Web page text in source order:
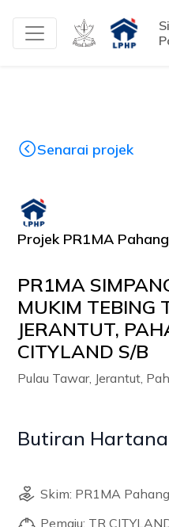
Senarai projek
Projek PR1MA
PR1MA
MUKIM TEBING
JERANTUT,
CITYLAND S/B
Pulau Tawar, Jerantut,
Butiran
Skim: PR1MA Pahang
Pemaju: TR